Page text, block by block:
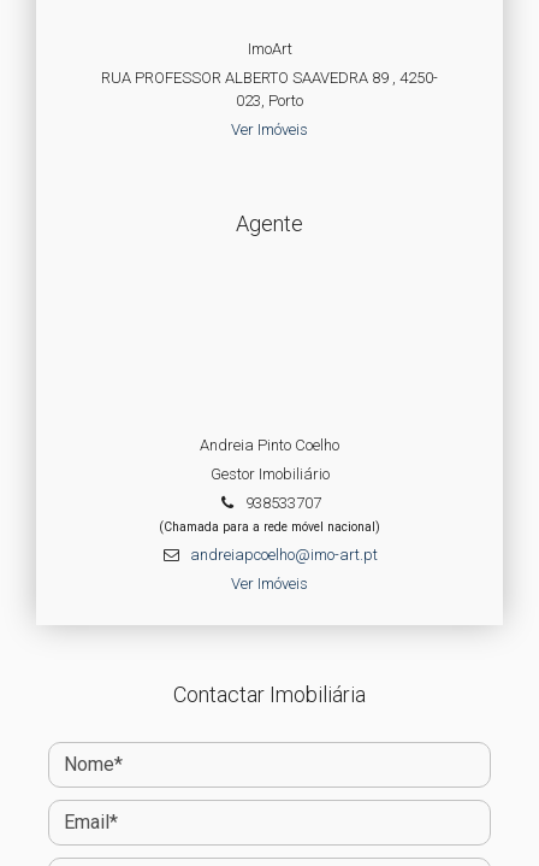
ImoArt
RUA PROFESSOR ALBERTO SAAVEDRA 89 , 4250-
023, Porto
Ver Imóveis
Agente
Andreia Pinto Coelho
Gestor Imobiliário
938533707
(Chamada para a rede móvel nacional)
andreiapcoelho@imo-art.pt
Ver Imóveis
Contactar Imobiliária